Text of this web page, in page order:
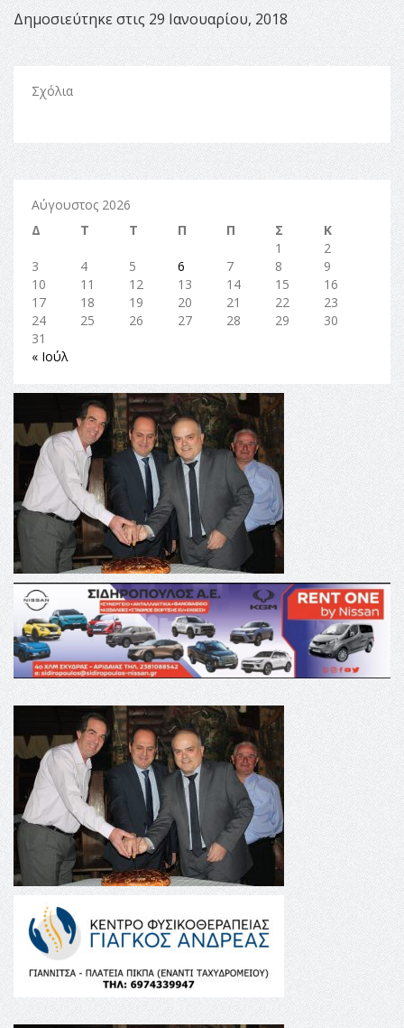
Δημοσιεύτηκε στις 29 Ιανουαρίου, 2018
Σχόλια
Αύγουστος 2026
Δ
Τ Τ Π Π Σ
Κ
1
2
3
4 5 6 7 8
9
10
11 12 13 14 15
16
17
18 19 20 21 22
23
24
25 26 27 28 29
30
31
« Ιούλ